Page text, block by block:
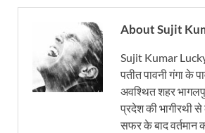
About Sujit
Sujit Kumar Lucky
पतीत पावनी गंगा के
अवश्थित शहर
प्रदेश की भागीरथी
सफर के बाद वर्तमान